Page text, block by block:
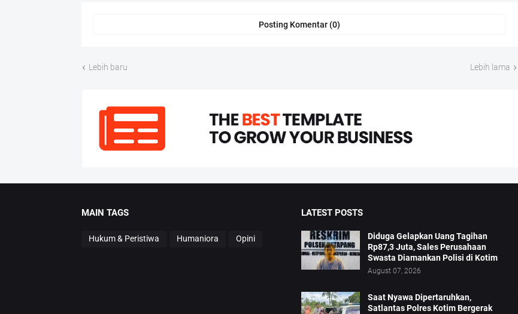
Posting Komentar (0)
Lebih baru Lebih lama
MAIN TAGS
Hukum & Peristiwa Humaniora Opini
LATEST POSTS
Diduga Gelapkan Uang Tagihan
Rp87,3 Juta, Sales Perusahaan
Swasta Diamankan Polisi di Kotim
August 07, 2026
Saat Nyawa Dipertaruhkan,
Satlantas Polres Kotim Bergerak